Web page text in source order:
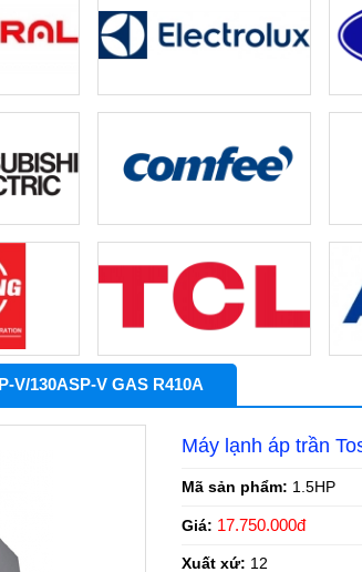
V/130ASP-V GAS R410A
Máy lạnh áp trần
Mã sản phẩm: 1.5HP
Giá: 17.750.000đ
Xuất xứ: 12